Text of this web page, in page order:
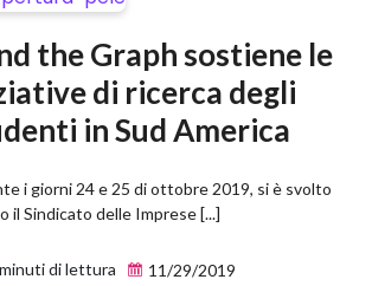
the Graph sostiene le
di ricerca degli
in Sud America
i giorni 24 e 25 di ottobre 2019, si è svolto
il Sindicato delle Imprese [...]
di lettura 11/29/2019